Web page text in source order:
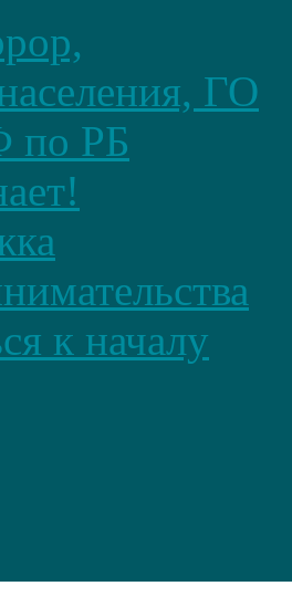
ГО
РБ
к началу